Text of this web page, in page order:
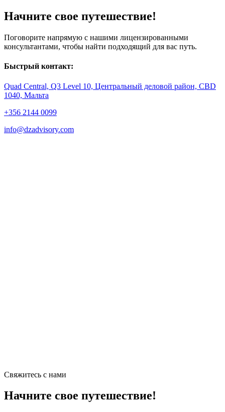
Начните свое путешествие!
Поговорите напрямую с нашими лицензированными
консультантами, чтобы найти подходящий для вас путь.
Быстрый контакт:
Quad Central, Q3 Level 10, Центральный деловой район, CBD
1040, Мальта
+356 2144 0099
info@dzadvisory.com
Свяжитесь с нами
Начните свое путешествие!